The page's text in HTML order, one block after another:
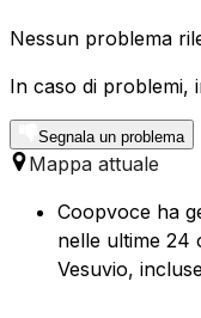
Nessun problema
In caso di problemi,
Segnala un problema
Mappa attuale
Coopvoce ha
nelle ultime 24
Vesuvio,